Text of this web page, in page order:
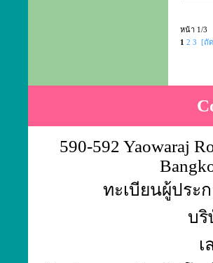
หน้า 1/3
1 2 3 [ถั
590-592 Yaowaraj
ทะเบียนผู้ประ
บริ